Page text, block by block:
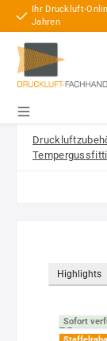
Zum Hauptinhalt springen
Ihr Druckluft-
Jahren
Sofort